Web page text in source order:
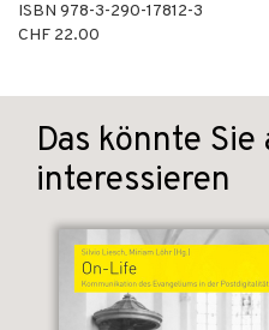
ISBN 978-3-290-17812-3
CHF 22.00
Das könnte Sie
interessieren